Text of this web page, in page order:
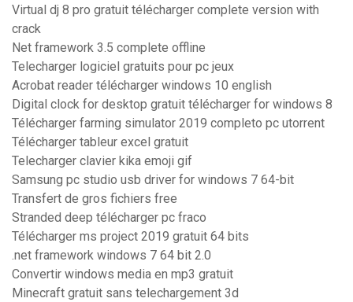
Virtual dj 8 pro gratuit télécharger complete version with
crack
Net framework 3.5 complete offline
Telecharger logiciel gratuits pour pc jeux
Acrobat reader télécharger windows 10 english
Digital clock for desktop gratuit télécharger for windows 8
Télécharger farming simulator 2019 completo pc utorrent
Télécharger tableur excel gratuit
Telecharger clavier kika emoji gif
Samsung pc studio usb driver for windows 7 64-bit
Transfert de gros fichiers free
Stranded deep télécharger pc fraco
Télécharger ms project 2019 gratuit 64 bits
.net framework windows 7 64 bit 2.0
Convertir windows media en mp3 gratuit
Minecraft gratuit sans telechargement 3d